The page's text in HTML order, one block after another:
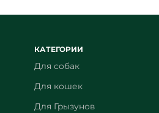
КАТЕГОРИИ
Для собак
Для кошек
Для Грызунов